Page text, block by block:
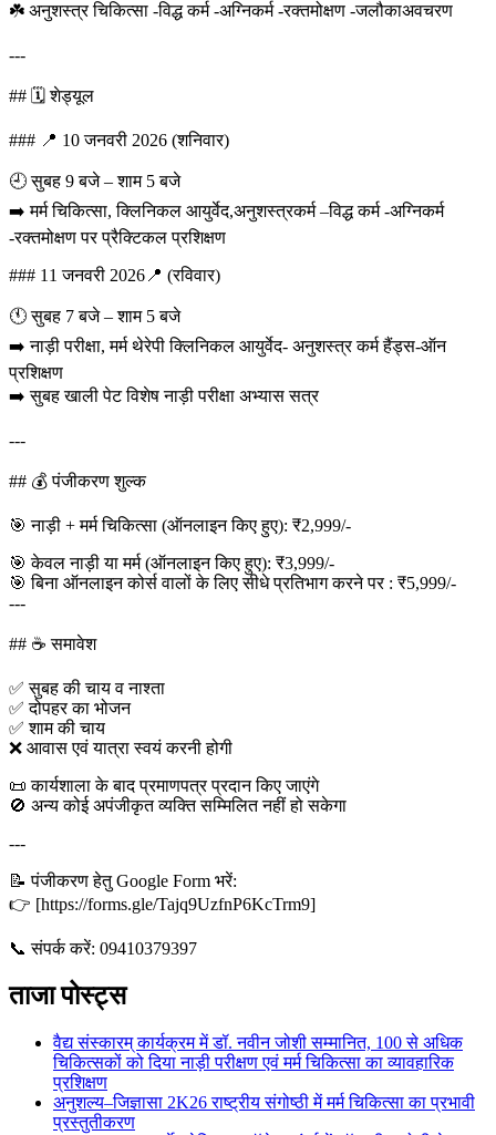
☘️ अनुशस्त्र चिकित्सा -विद्ध कर्म -अग्निकर्म -रक्तमोक्षण -जलौकाअवचरण
---
## 🗓️ शेड्यूल
### 📍 10 जनवरी 2026 (शनिवार)
🕘 सुबह 9 बजे – शाम 5 बजे
➡️ मर्म चिकित्सा, क्लिनिकल आयुर्वेद,अनुशस्त्रकर्म –विद्ध कर्म -अग्निकर्म
-रक्तमोक्षण पर प्रैक्टिकल प्रशिक्षण
### 11 जनवरी 2026📍 (रविवार)
🕚 सुबह 7 बजे – शाम 5 बजे
➡️ नाड़ी परीक्षा, मर्म थेरेपी क्लिनिकल आयुर्वेद- अनुशस्त्र कर्म हैंड्स-ऑन
प्रशिक्षण
➡️ सुबह खाली पेट विशेष नाड़ी परीक्षा अभ्यास सत्र
---
## 💰 पंजीकरण शुल्क
🎯 नाड़ी + मर्म चिकित्सा (ऑनलाइन किए हुए): ₹2,999/-
🎯 केवल नाड़ी या मर्म (ऑनलाइन किए हुए): ₹3,999/-
🎯 बिना ऑनलाइन कोर्स वालों के लिए सीधे प्रतिभाग करने पर : ₹5,999/-
---
## ☕ समावेश
✅ सुबह की चाय व नाश्ता
✅ दोपहर का भोजन
✅ शाम की चाय
❌ आवास एवं यात्रा स्वयं करनी होगी
📜 कार्यशाला के बाद प्रमाणपत्र प्रदान किए जाएंगे
🚫 अन्य कोई अपंजीकृत व्यक्ति सम्मिलित नहीं हो सकेगा
---
📝 पंजीकरण हेतु Google Form भरें:
👉 [https://forms.gle/Tajq9UzfnP6KcTrm9]
📞 संपर्क करें: 09410379397
ताजा पोस्ट्स
वैद्य संस्कारम् कार्यक्रम में डॉ. नवीन जोशी सम्मानित, 100 से अधिक
चिकित्सकों को दिया नाड़ी परीक्षण एवं मर्म चिकित्सा का व्यावहारिक
प्रशिक्षण
अनुशल्य–जिज्ञासा 2K26 राष्ट्रीय संगोष्ठी में मर्म चिकित्सा का प्रभावी
प्रस्तुतीकरण